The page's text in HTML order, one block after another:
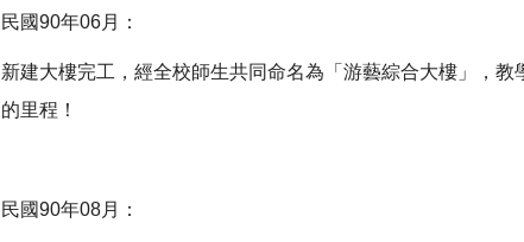
民國90年06月：
新建大樓完工，經全校師生共同命名為「游藝綜合大樓」，
的里程！
民國90年08月：